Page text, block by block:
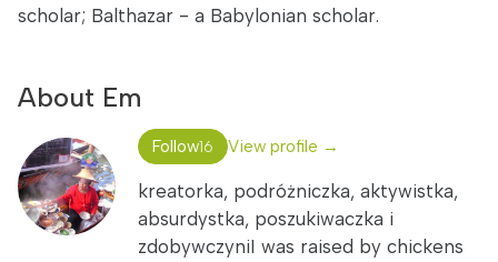
scholar; Balthazar - a Babylonian scholar.
About Em
Follow16 View profile →
kreatorka, podróżniczka, aktywistka,
absurdystka, poszukiwaczka i
zdobywczyniI was raised by chickens